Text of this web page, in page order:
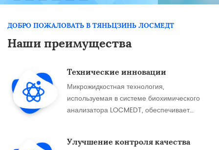
ДОБРО ПОЖАЛОВАТЬ В ТЯНЬЦЗИНЬ ЛОСМЕДТ
Наши преимущества
Технические инновации
Микрожидкостная технология,
используемая в системе биохимического
анализатора LOCMEDT, обеспечивает
Улучшение контроля качества